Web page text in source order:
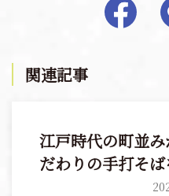
関連記事
江戸時代の町並
だわりの手打そば